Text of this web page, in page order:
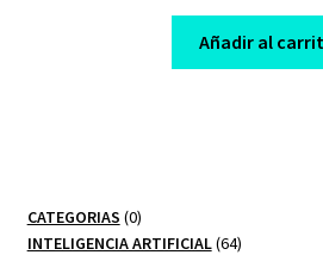
was:
$
Añadir al
CATEGORIAS 00
productos
INTELIGENCIA ARTIFICIAL 6464